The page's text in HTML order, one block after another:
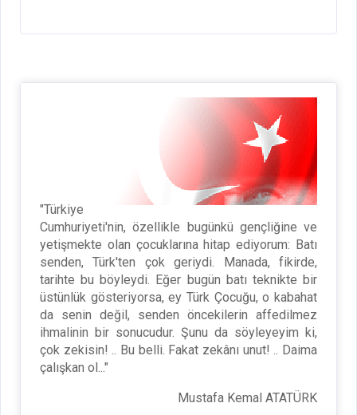
"Türkiye
Cumhuriyeti'nin, özellikle bugünkü gençliğine ve
yetişmekte olan çocuklarına hitap ediyorum: Batı
senden, Türk'ten çok geriydi. Manada, fikirde,
tarihte bu böyleydi. Eğer bugün batı teknikte bir
üstünlük gösteriyorsa, ey Türk Çocuğu, o kabahat
da senin değil, senden öncekilerin affedilmez
ihmalinin bir sonucudur. Şunu da söyleyeyim ki,
çok zekisin! .. Bu belli. Fakat zekânı unut! .. Daima
çalışkan ol..."
Mustafa Kemal ATATÜRK